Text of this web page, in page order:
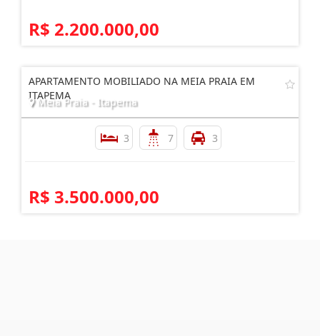
R$ 2.200.000,00
APARTAMENTO MOBILIADO NA MEIA PRAIA EM
ITAPEMA
Meia Praia - Itapema
3 7 3
R$ 3.500.000,00